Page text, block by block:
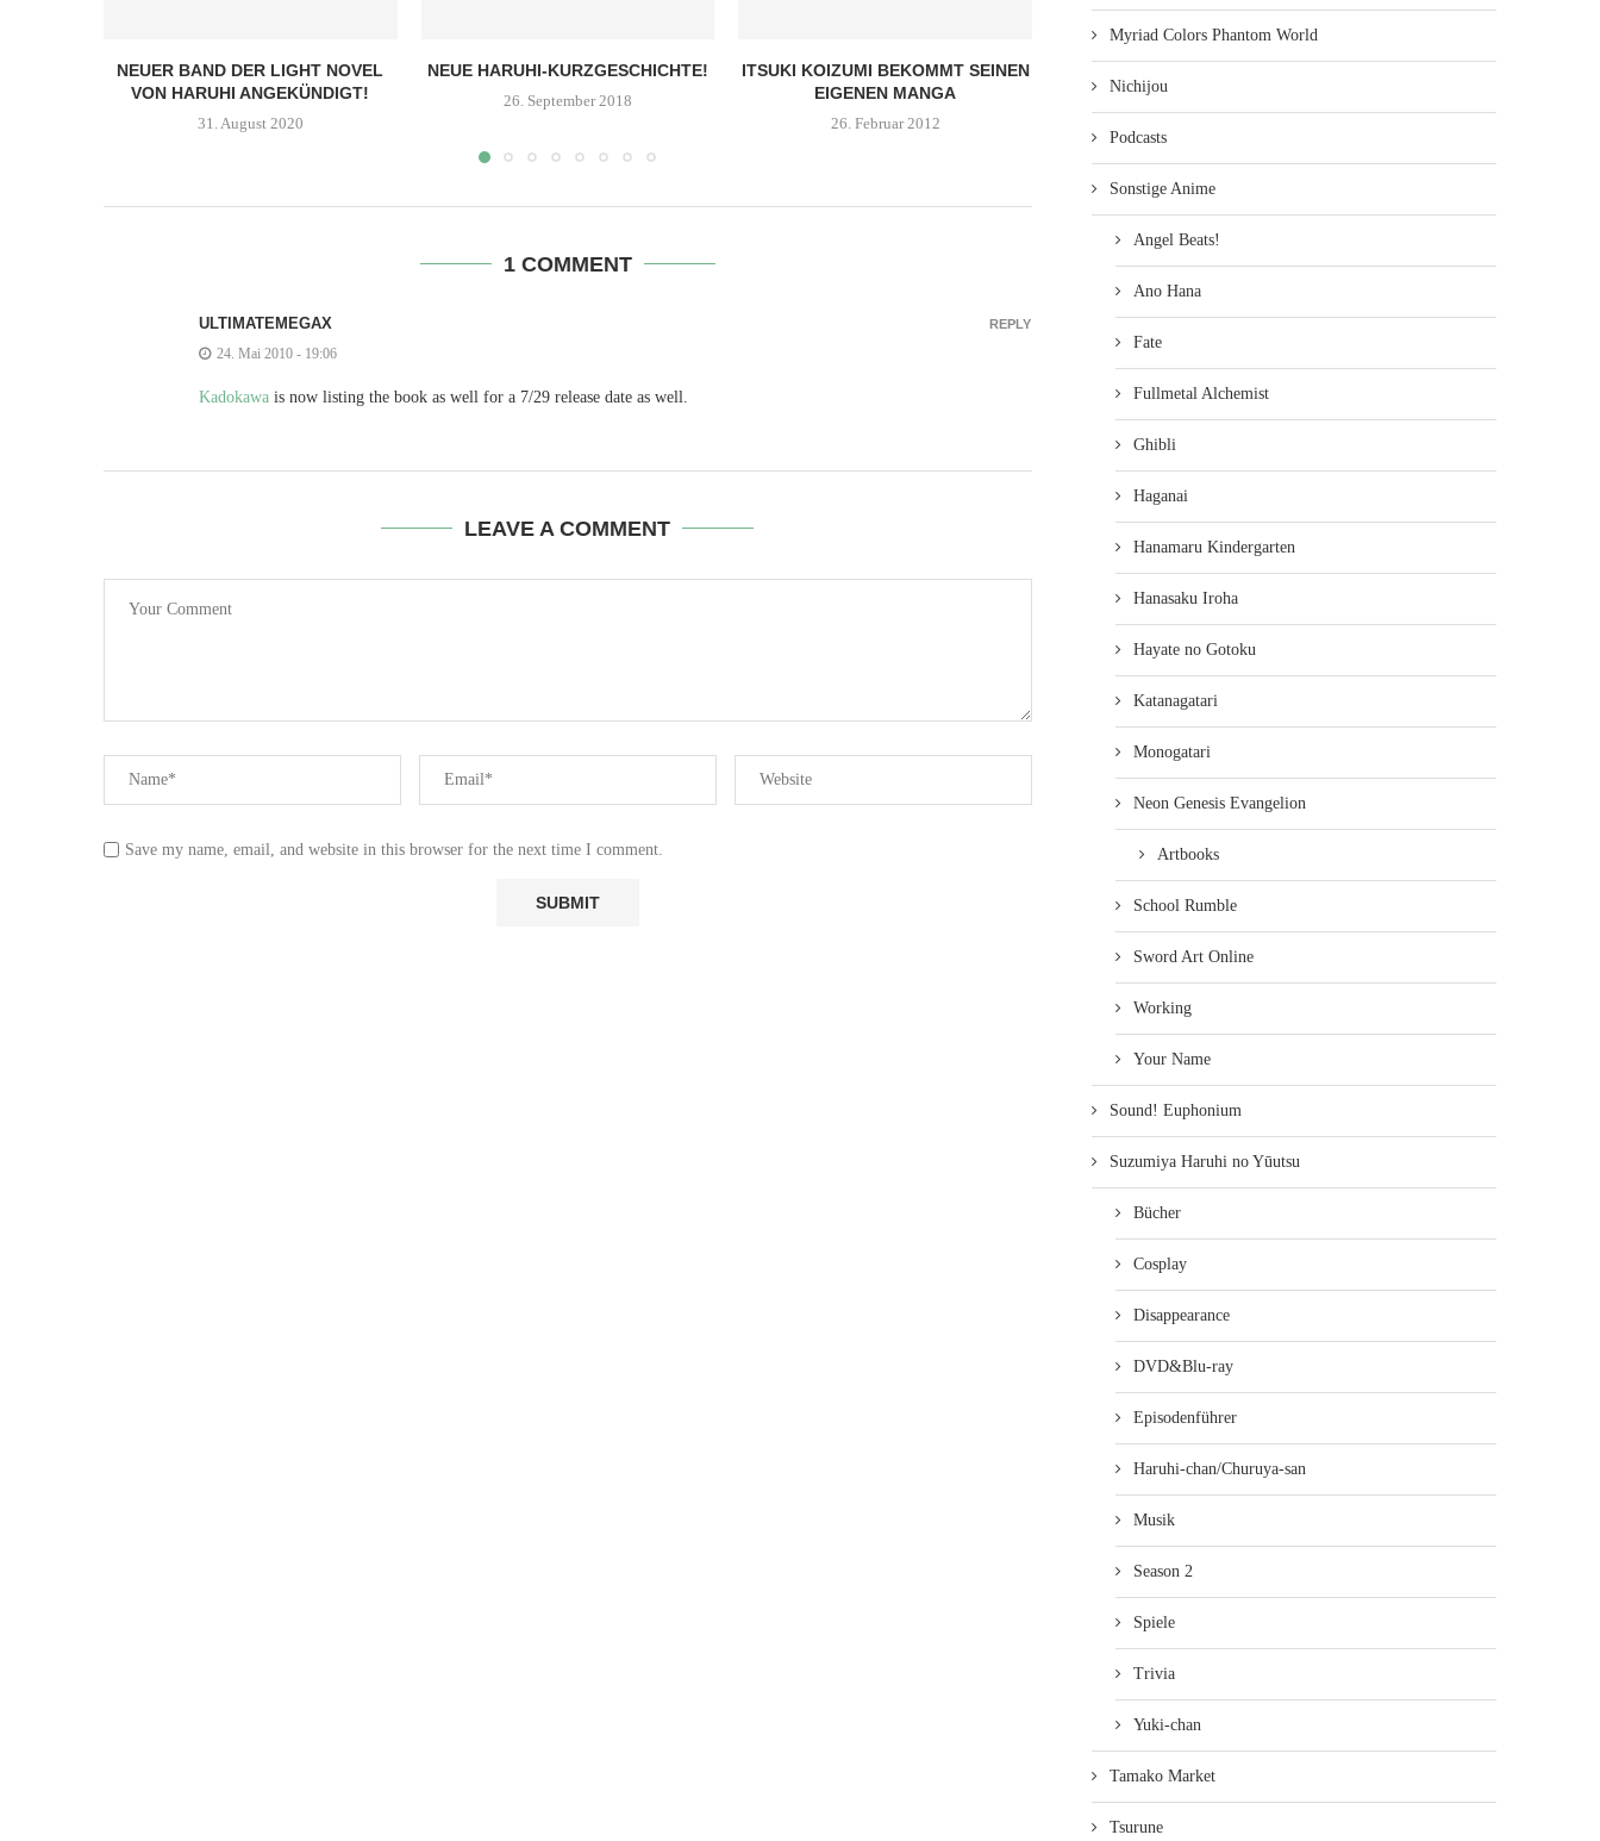
NEUER BAND DER LIGHT NOVEL
VON HARUHI ANGEKÜNDIGT!
31. August 2020
NEUE HARUHI-KURZGESCHICHTE!
26. September 2018
ITSUKI KOIZUMI BEKOMMT SEINEN
EIGENEN MANGA
26. Februar 2012
OF HARUHI SUZUMIYA...
1 COMMENT
ULTIMATEMEGAX
24. Mai 2010 - 19:06
Kadokawa is now listing the book as well for a 7/29 release date as well.
REPLY
LEAVE A COMMENT
Save my name, email, and website in this browser for the next time I comment.
Myriad Colors Phantom World
Nichijou
Podcasts
Sonstige Anime
Angel Beats!
Ano Hana
Fate
Fullmetal Alchemist
Ghibli
Haganai
Hanamaru Kindergarten
Hanasaku Iroha
Hayate no Gotoku
Katanagatari
Monogatari
Neon Genesis Evangelion
Artbooks
School Rumble
Sword Art Online
Working
Your Name
Sound! Euphonium
Suzumiya Haruhi no Yūutsu
Bücher
Cosplay
Disappearance
DVD&Blu-ray
Episodenführer
Haruhi-chan/Churuya-san
Musik
Season 2
Spiele
Trivia
Yuki-chan
Tamako Market
Tsurune